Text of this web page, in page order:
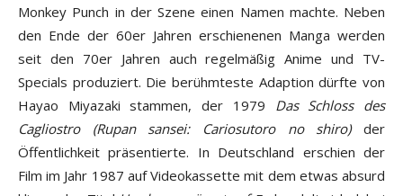
Monkey Punch in der Szene einen Namen machte. Neben
den Ende der 60er Jahren erschienenen Manga werden
seit den 70er Jahren auch regelmäßig Anime und TV-
Specials produziert. Die berühmteste Adaption dürfte von
Hayao Miyazaki stammen, der 1979 Das Schloss des
Cagliostro (Rupan sansei: Cariosutoro no shiro)der
Öffentlichkeit präsentierte. In Deutschland erschien der
Film im Jahr 1987 auf Videokassette mit dem etwas absurd